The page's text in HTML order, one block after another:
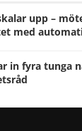
upp –
med
in fyra tunga